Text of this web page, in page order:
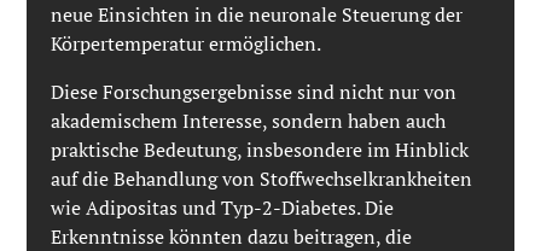
neue Einsichten in die neuronale Steuerung der
Körpertemperatur ermöglichen.
Diese Forschungsergebnisse sind nicht nur von
akademischem Interesse, sondern haben auch
praktische Bedeutung, insbesondere im Hinblick
auf die Behandlung von Stoffwechselkrankheiten
wie Adipositas und Typ-2-Diabetes. Die
Erkenntnisse könnten dazu beitragen, die